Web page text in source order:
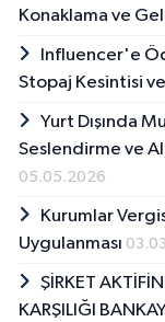
Konaklama ve
Influencer'e
Stopaj Kesintisi
Yurt Dışında
Seslendirme ve
05.05.2026
Kurumlar
Uygulanması
ŞİRKET
KARŞILIĞI